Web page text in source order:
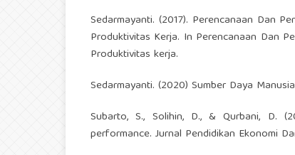
Sedarmayanti. (2017). Perencanaan Dan
Produktivitas Kerja. In Perencanaan Dan
Produktivitas kerja.
Sedarmayanti. (2020) Sumber Daya
Subarto, S., Solihin, D., & Qurbani, D.
performance. Jurnal Pendidikan Ekonomi